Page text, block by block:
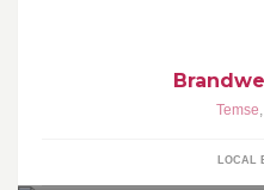
Temse,
LOCAL